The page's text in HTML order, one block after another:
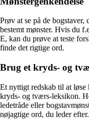
Prøv at se på de bogstaver,
bestemt mønster. Hvis du
E, kan du prøve at teste
finde det rigtige ord.
Brug et kryds- og
Et nyttigt redskab til at løse
kryds- og tværs-leksikon.
ledetråde eller
nøjagtige ord, du leder efter.